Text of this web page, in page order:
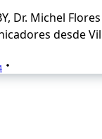
Dr. Michel
desde